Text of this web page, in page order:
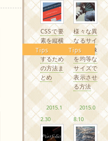
Tips
CSSで要
素を縦横
中央配置
するため
の方法ま
とめ
Tips
様々な異
なるサイ
ズの画像
を均等な
サイズで
表示させ
る方法
2015.1
2.30
2015.0
8.10